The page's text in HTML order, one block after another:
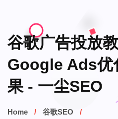
谷歌广告投放
Google Ads优
果 - 一尘SEO
Home
谷歌SEO